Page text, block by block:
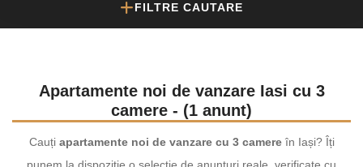
FILTRE CAUTARE
Apartamente noi de vanzare Iasi cu 3
camere - (1 anunt)
Cauți apartamente noi de vanzare cu 3 camereîn Iași? Îți